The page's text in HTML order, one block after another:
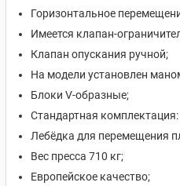
Горизонтальное
Имеется клапан-
Клапан опускания ручной;
На модели установлен
Блоки V-образные;
Стандартная комплектация:
Лебёдка для перемещения
Вес пресса 710 кг;
Европейское качество;